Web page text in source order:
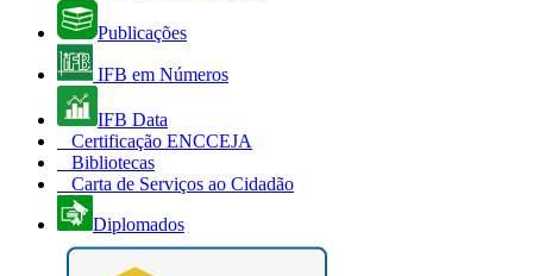
Publicações
IFB em Números
IFB Data
Certificação ENCCEJA
Bibliotecas
Carta de Serviços ao Cidadão
Diplomados